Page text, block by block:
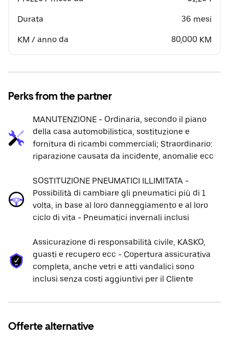
Durata 36 mesi
KM / anno da 80,000 KM
Perks from the partner
MANUTENZIONE - Ordinaria, secondo il piano
della casa automobilistica, sostituzione e
fornitura di ricambi commerciali; Straordinario:
riparazione causata da incidente, anomalie ecc
SOSTITUZIONE PNEUMATICI ILLIMITATA -
Possibilità di cambiare gli pneumatici più di 1
volta, in base al loro danneggiamento e al loro
ciclo di vita - Pneumatici invernali inclusi
Assicurazione di responsabilità civile, KASKO,
guasti e recupero ecc - Copertura assicurativa
completa, anche vetri e atti vandalici sono
inclusi senza costi aggiuntivi per il Cliente
Offerte alternative